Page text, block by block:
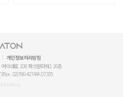
개인정보처리방침
의대로 108 파크원타워1 26층
Fax. 02)786-4274우.07335
© ATON Inc.